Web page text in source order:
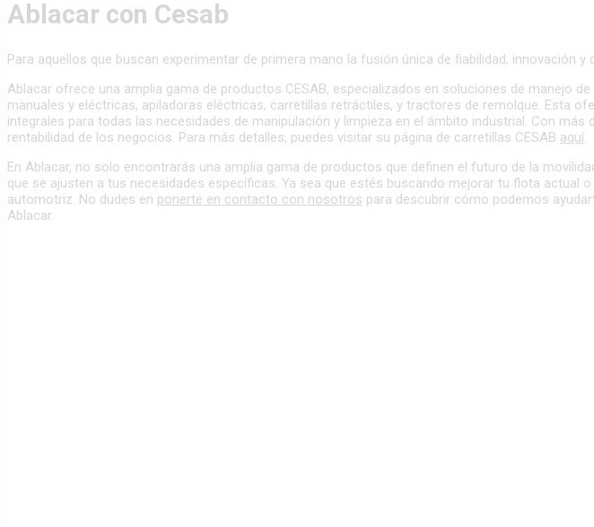
Ablacar con Cesab
Para aquellos que buscan experimentar de primera mano la fusión única de fiabilidad,
Ablacar ofrece una amplia gama de productos CESAB, especializados en soluciones de manejo
manuales y eléctricas, apiladoras eléctricas, carretillas retráctiles, y tractores de remolque. Esta
integrales para todas las necesidades de manipulación y limpieza en el ámbito industrial. Con
rentabilidad de los negocios. Para más detalles, puedes visitar su página de carretillas CESAB aquí.
En Ablacar, no solo encontrarás una amplia gama de productos que definen el futuro de la
que se ajusten a tus necesidades específicas. Ya sea que estés buscando mejorar tu flota
automotriz. No dudes en ponerte en contacto con nosotros para descubrir cómo podemos
Ablacar.